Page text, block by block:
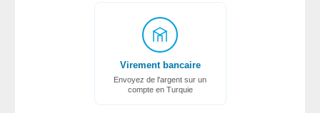
Virement bancaire
Envoyez de l'argent sur un
compte en Turquie